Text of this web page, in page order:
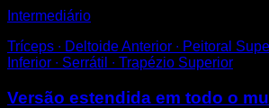
Intermediário
Tríceps ∙ Deltoide Anterior ∙ Peitoral
Inferior ∙ Serrátil ∙ Trapézio Superior
Versão estendida em todo o